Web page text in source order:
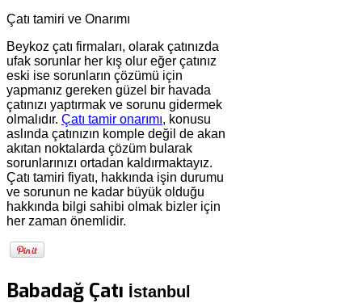
Çatı tamiri ve Onarımı
Beykoz çatı firmaları, olarak çatınızda
ufak sorunlar her kış olur eğer çatınız
eski ise sorunların çözümü için
yapmanız gereken güzel bir havada
çatınızı yaptırmak ve sorunu gidermek
olmalıdır. Çatı tamir onarımı, konusu
aslında çatınızın komple değil de akan
akıtan noktalarda çözüm bularak
sorunlarınızı ortadan kaldırmaktayız.
Çatı tamiri fiyatı, hakkında işin durumu
ve sorunun ne kadar büyük olduğu
hakkında bilgi sahibi olmak bizler için
her zaman önemlidir.
Babadağ Çatı İstanbul